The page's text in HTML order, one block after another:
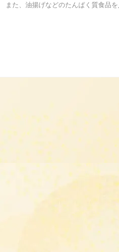
また、油揚げなどのたんぱく質食品